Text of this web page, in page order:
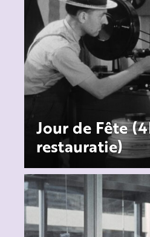
Jour de Fête
restauratie)
Jour de fête speelt
het landelijke Sainte-
waar een kermis
met woonwagens, een
draaim...